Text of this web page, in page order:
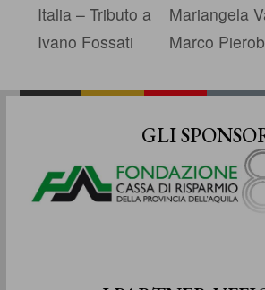
Italia – Tributo a
Ivano Fossati
Mariangela
Marco
GLI